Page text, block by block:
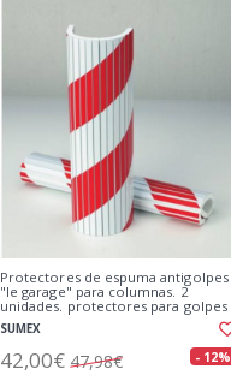
Protectores de espuma antigolpes
"le garage" para columnas. 2
unidades. protectores para golpes
SUMEX
42,00€ 47,98€ - 12%